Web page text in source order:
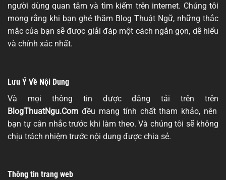
người dùng quan tâm và tìm kiếm trên internet. Chúng tôi
mong rằng khi bạn ghé thăm Blog Thuật Ngữ, những thắc
mắc của bạn sẽ được giải đáp một cách ngắn gọn, dễ hiểu
và chính xác nhất.
Lưu Ý Về Nội Dung
Và mọi thông tin được đăng tải trên trên
BlogThuatNgu.Com đều mang tính chất tham khảo, nên
bạn tự cân nhắc trước khi làm theo. Và chúng tôi sẽ không
chịu trách nhiệm trước nội dung được chia sẻ.
Thông tin trang web